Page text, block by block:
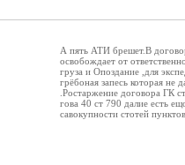
А пять АТИ брешет.В
освобождает от
груза и Опоздание ,для
грёбоная запесь которая
.Ростаржение договора ГК
гова 40 ст 790 далие есть
савокупности стотей